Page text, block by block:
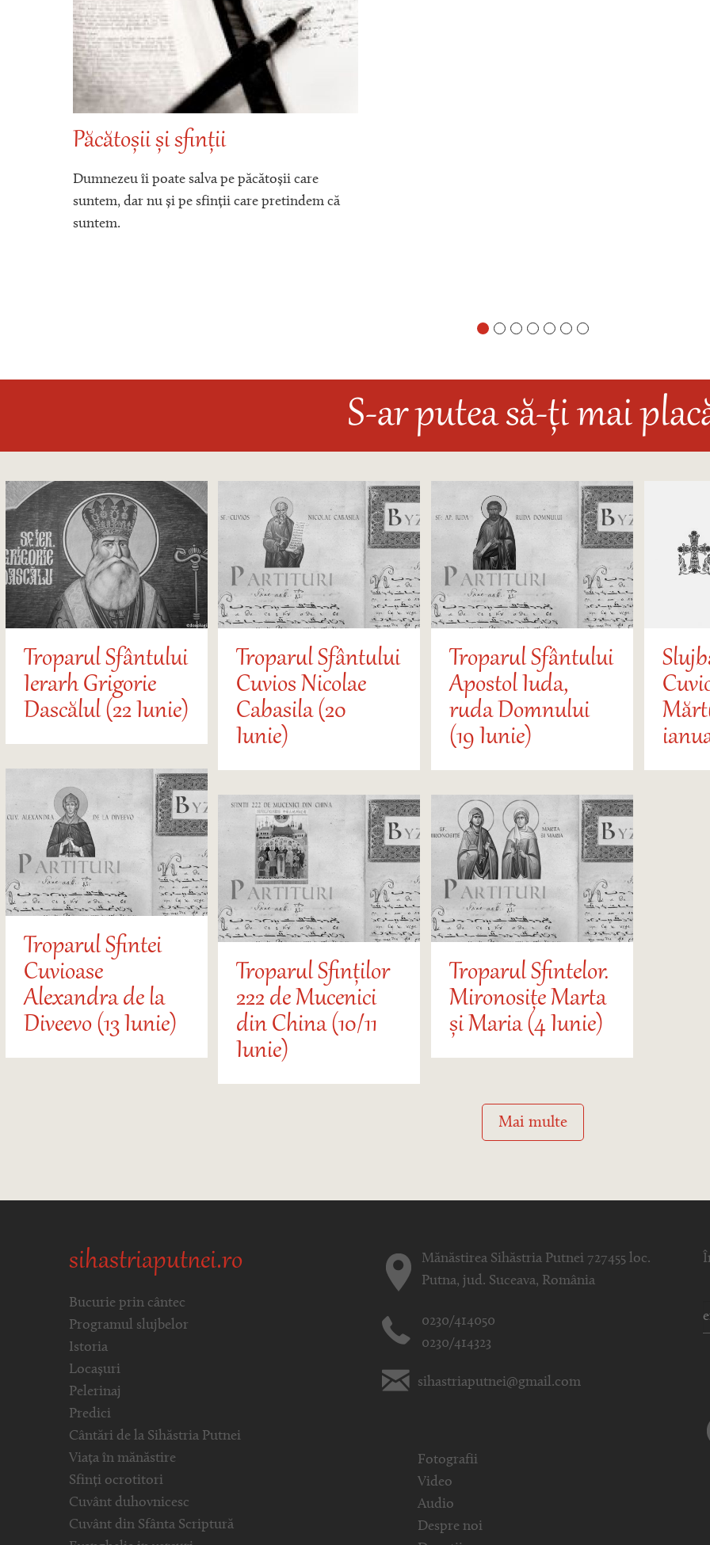
Păcătoșii și sfinții
Dumnezeu îi poate salva pe păcătoșii care
suntem, dar nu și pe sfinții care pretindem că
suntem.
S-ar putea să-ți mai
Troparul Sfântului
Ierarh Grigorie
Dascălul (22 Iunie)
Troparul Sfântului
Cuvios Nicolae
Cabasila (20
Iunie)
Troparul Sfântului
Apostol Iuda,
ruda Domnului
(19 Iunie)
Troparul Sfintei
Cuvioase
Alexandra de la
Diveevo (13 Iunie)
Troparul Sfinților
222 de Mucenici
din China (10/11
Iunie)
Troparul Sfintelor.
Mironosițe Marta
și Maria (4 Iunie)
Mai multe
sihastriaputnei.ro
Bucurie prin cântec
Programul slujbelor
Istoria
Locașuri
Pelerinaj
Predici
Cântări de la Sihăstria Putnei
Viața în mănăstire
Sfinți ocrotitori
Cuvânt duhovnicesc
Cuvânt din Sfânta Scriptură
Mănăstirea Sihăstria Putnei 727455 loc.
Putna, jud. Suceava, România
0230/414050
0230/414323
sihastriaputnei@gmail.com
Fotografii
Video
Audio
Despre noi